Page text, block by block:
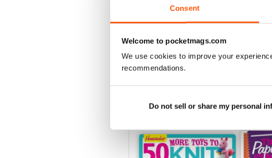
Consent
Welcome to pocketmags.com
We use cookies to improve your
recommendations.
Do not sell or share my personal
Acquista per€11,99
Al carrello |